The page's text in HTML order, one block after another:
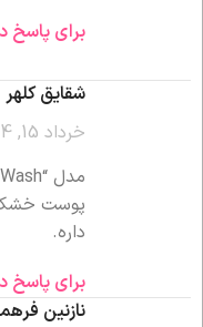
برای پاسخ
شقایق کلهر
خرداد 15, 1404 در 7:00 ب.ظ
پوست خشک
داره.
برای پاسخ
نازنین